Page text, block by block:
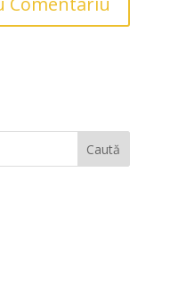
Caută